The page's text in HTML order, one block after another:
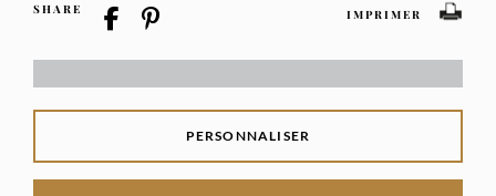
SHARE IMPRIMER
PERSONNALISER